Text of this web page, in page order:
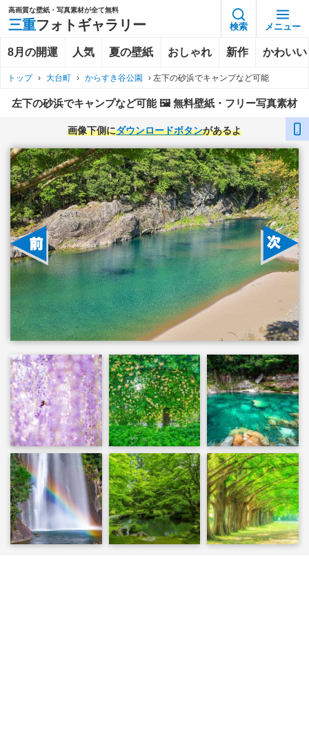
高画質な壁紙・写真素材が全て無料
三重フォトギャラリー 検索 メニュー
8月の開運 人気 夏の壁紙 おしゃれ 新作 かわいい
トップ › 大台町 › からすき谷公園 › 左下の砂浜でキャンプなど可能
左下の砂浜でキャンプなど可能 🖼️ 無料壁紙・フリー写真素材
画像下側にダウンロードボタンがあるよ